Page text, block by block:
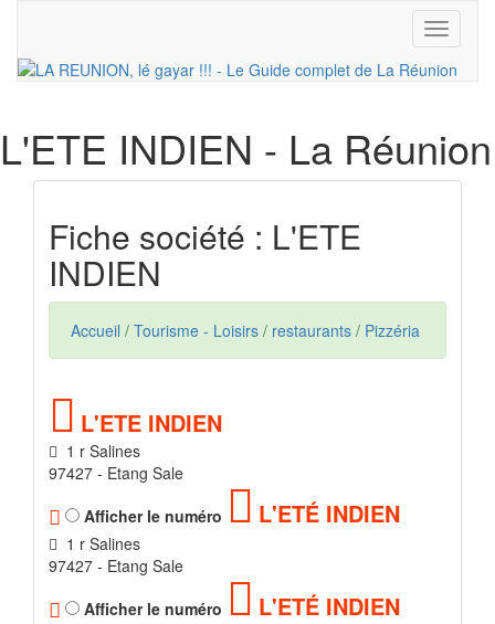
Toggle
L'ETE INDIEN - La Réunion
Fiche société : L'ETE
INDIEN
Accueil / Tourisme - Loisirs / restaurants / Pizzéria
L'ETE INDIEN
1 r Salines
97427 - Etang Sale
Afficher le numéro
L'ETÉ INDIEN
1 r Salines
97427 - Etang Sale
Afficher le numéro
L'ETÉ INDIEN